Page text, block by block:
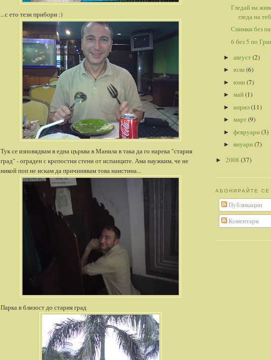
...с ето тези прибори :)
Тук се изповядвам в една църква в Манила в така да го нарека "стария
град" - ограден с крепостни стени от испанците. Ама наужким, че не
никой поп не искам да причинявам това наистина...
Парка в близост до стария град
Гледай на
гледа на
Снимки без
6 без 5 по
► август(2)
► юли(6)
► юни(7)
► май(1)
► април(11)
► март(9)
► февруари(3)
► януари(7)
► 2008 (37)
АБОНИРАЙТЕ СЕ
Публикации
Коментари